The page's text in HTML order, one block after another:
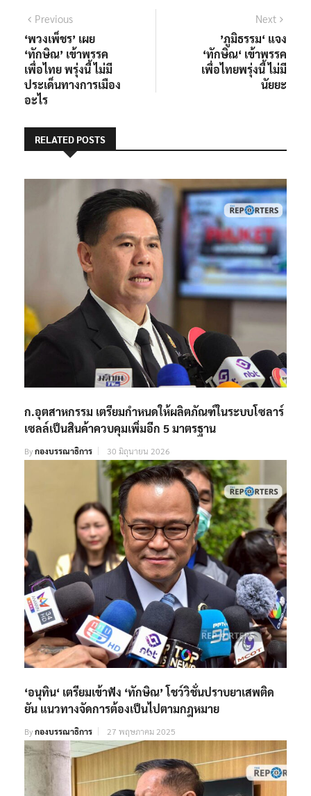
แนะแนว
เรื่อง
PreviousPrevious
post:
‘พวงเพ็ชร’ เผย
‘ทักษิณ’ เข้าพรรค
เพื่อไทย พรุ่งนี้ ไม่มี
ประเด็นทางการเมือง
อะไร
Next
’ภูมิธรรม‘ แจง
‘ทักษิณ‘ เข้าพรรค
เพื่อไทยพรุ่งนี้ ไม่มี
นัยยะ
RELATED POSTS
ก.อุตสาหกรรม เตรียมกำหนดให้ผลิตภัณฑ์ในระบบโซลาร์
เซลล์เป็นสินค้าควบคุมเพิ่มอีก 5 มาตรฐาน
Byกองบรรณาธิการ 30 มิถุนายน 2026
‘อนุทิน‘ เตรียมเข้าฟัง ‘ทักษิณ’ โชว์วิชั่นปราบยาเสพติด
ยัน แนวทางจัดการต้องเป็นไปตามกฎหมาย
Byกองบรรณาธิการ 27 พฤษภาคม 2025